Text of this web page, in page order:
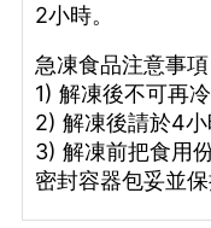
2小時。
急凍食品注意事項
1) 解凍後不可再冷
2) 解凍後請於4小
3) 解凍前把食用
密封容器包妥並保